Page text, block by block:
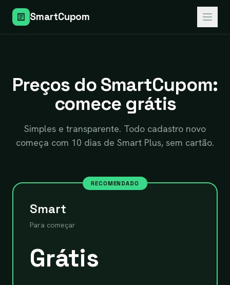
SmartCupom
Preços do SmartCupom:
comece grátis
Simples e transparente. Todo cadastro novo
começa com 10 dias de Smart Plus, sem cartão.
RECOMENDADO
Smart
Para começar
Grátis